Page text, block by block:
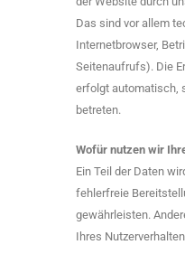
Das sind vor allem
Internetbrowser,
Seitenaufrufs). Die
erfolgt automatisch,
betreten.
Wofür nutzen wir
Ein Teil der Daten
fehlerfreie
gewährleisten.
Ihres